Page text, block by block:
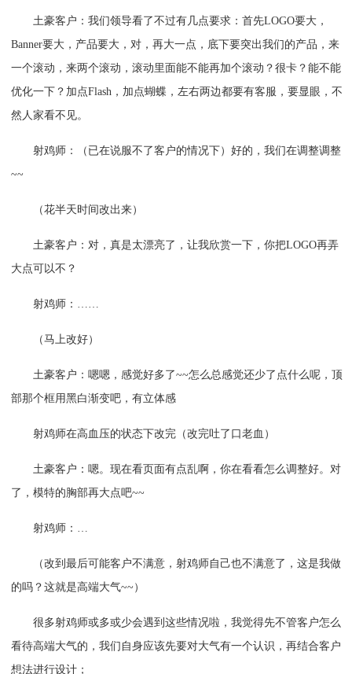
土豪客户：我们领导看了不过有几点要求：首先LOGO要大，
Banner要大，产品要大，对，再大一点，底下要突出我们的产品，来
一个滚动，来两个滚动，滚动里面能不能再加个滚动？很卡？能不能
优化一下？加点Flash，加点蝴蝶，左右两边都要有客服，要显眼，不
然人家看不见。
射鸡师：（已在说服不了客户的情况下）好的，我们在调整调整
~~
（花半天时间改出来）
土豪客户：对，真是太漂亮了，让我欣赏一下，你把LOGO再弄
大点可以不？
射鸡师：……
（马上改好）
土豪客户：嗯嗯，感觉好多了~~怎么总感觉还少了点什么呢，顶
部那个框用黑白渐变吧，有立体感
射鸡师在高血压的状态下改完（改完吐了口老血）
土豪客户：嗯。现在看页面有点乱啊，你在看看怎么调整好。对
了，模特的胸部再大点吧~~
射鸡师：…
（改到最后可能客户不满意，射鸡师自己也不满意了，这是我做
的吗？这就是高端大气~~）
很多射鸡师或多或少会遇到这些情况啦，我觉得先不管客户怎么
看待高端大气的，我们自身应该先要对大气有一个认识，再结合客户
想法进行设计；